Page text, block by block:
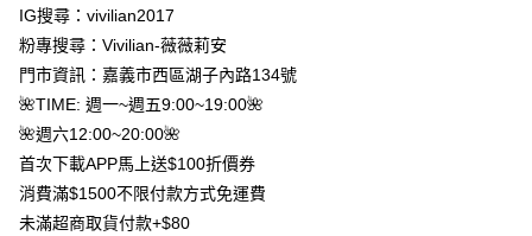
大哥付你分期
相關說明
【大哥付你分期使用說明】
2.付款方式選擇「大哥付你分期」，訂單成立後會自動跳轉到大哥付的交易
流程，驗證手機門號後，選擇欲分期的期數、繳款截止日，確認付款後即完
成交易。
3.實際核准額度、可分期數及費用金額請依後續交易確認頁面所載為準。
4.訂單成立30分鐘內，如未前往確認交易或遇審核未通過，訂單將自動取
消。如遇「轉專審核」未通過狀況，表示未達大哥付你分期系統評分，恕無
AFTEE先享後付
相關說明
【關於「AFTEE先享後付」】
AFTEE先享後付是「在收到商品之後才付款」的支付方式。 讓您購物簡單
便利好安心！
１．簡單：不需註冊會員、不需綁卡、不需儲值。
２．便利：只要手機號碼，簡訊認證，即可結帳。
ATM付款
貨到付款
IG搜尋：vivilian2017
粉專搜尋：Vivilian-薇薇莉安
門市資訊：嘉義市西區湖子內路134號
🌺TIME: 週一~週五9:00~19:00🌺
🌺週六12:00~20:00🌺
首次下載APP馬上送$100折價券
消費滿$1500不限付款方式免運費
未滿超商取貨付款+$80